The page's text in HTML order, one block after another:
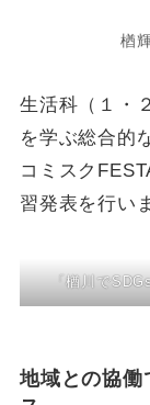
楢
生活科（１・
を学ぶ総合的
コミスク
習発表を行い
「楢川で
地域との協働